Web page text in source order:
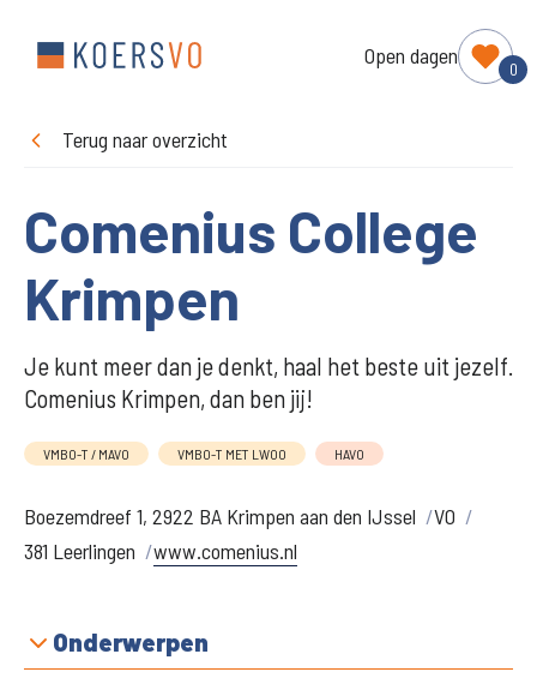
Open dagen
0
Terug naar overzicht
Comenius College
Krimpen
Je kunt meer dan je denkt, haal het beste uit jezelf.
Comenius Krimpen, dan ben jij!
VMBO-T / MAVO VMBO-T MET LWOO HAVO
Boezemdreef 1, 2922 BA Krimpen aan den IJssel
VO
381 Leerlingen
www.comenius.nl
Onderwerpen